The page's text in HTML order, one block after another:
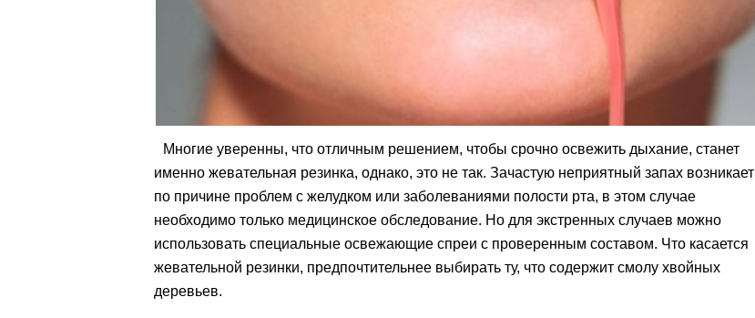
Многие уверенны, что отличным решением, чтобы срочно освежить дыхание, станет
именно жевательная резинка, однако, это не так. Зачастую неприятный запах возникает
по причине проблем с желудком или заболеваниями полости рта, в этом случае
необходимо только медицинское обследование. Но для экстренных случаев можно
использовать специальные освежающие спреи с проверенным составом. Что касается
жевательной резинки, предпочтительнее выбирать ту, что содержит смолу хвойных
деревьев.